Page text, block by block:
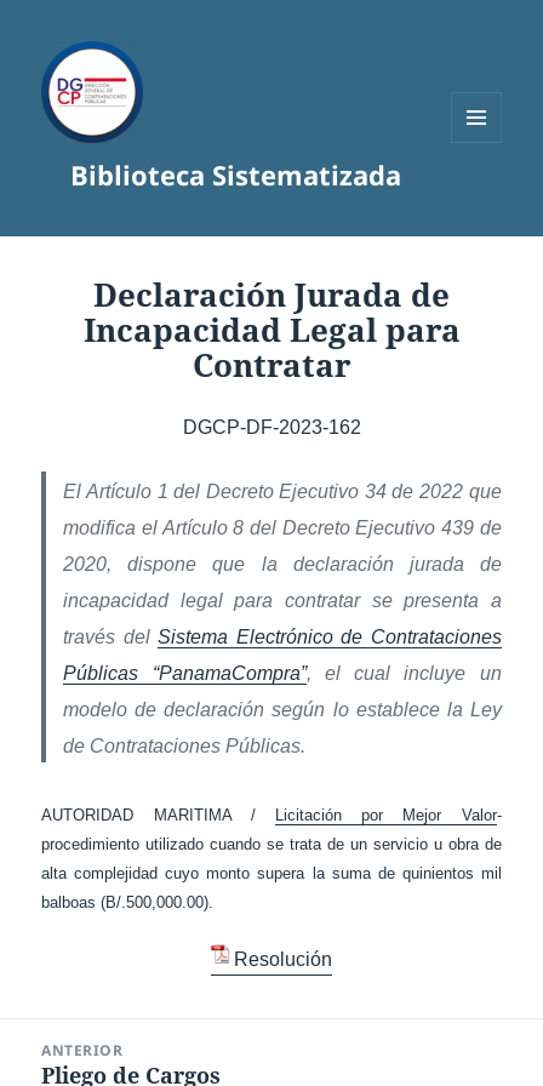
Biblioteca Sistematizada
Declaración Jurada de
Incapacidad Legal para
Contratar
DGCP-DF-2023-162
El Artículo 1 del Decreto Ejecutivo 34 de 2022 que
modifica el Artículo 8 del Decreto Ejecutivo 439 de
2020, dispone que la declaración jurada de
incapacidad legal para contratar se presenta a
través delSistema Electrónico de Contrataciones
Públicas “PanamaCompra”, el cual incluye un
modelo de declaración según lo establece la Ley
de Contrataciones Públicas.
AUTORIDAD MARITIMA / Licitación por Mejor Valor-
procedimiento utilizado cuando se trata de un servicio u obra de
alta complejidad cuyo monto supera la suma de quinientos mil
balboas (B/.500,000.00).
Resolución
ANTERIOR
Entrada
Pliego de Cargos